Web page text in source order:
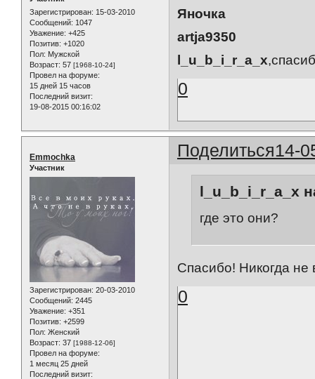
Зарегистрирован: 15-03-2010
Сообщений: 1047
Уважение: +425
Позитив: +1020
Пол: Мужской
Возраст: 57 [1968-10-24]
Провел на форуме:
15 дней 15 часов
Последний визит:
19-08-2015 00:16:02
Яночка
artja9350
l_u_b_i_r_a_x
0
Поделиться14-
Emmochka
Участник
Зарегистрирован: 20-03-2010
Сообщений: 2445
Уважение: +351
Позитив: +2599
Пол: Женский
Возраст: 37 [1988-12-06]
Провел на форуме:
1 месяц 25 дней
Последний визит:
l_u_b_i_r_a_x
где это они?
Спасибо! Никогда не
0